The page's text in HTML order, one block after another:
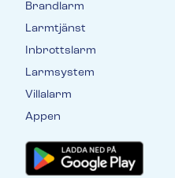
Brandlarm
Larmtjänst
Inbrottslarm
Larmsystem
Villalarm
Appen